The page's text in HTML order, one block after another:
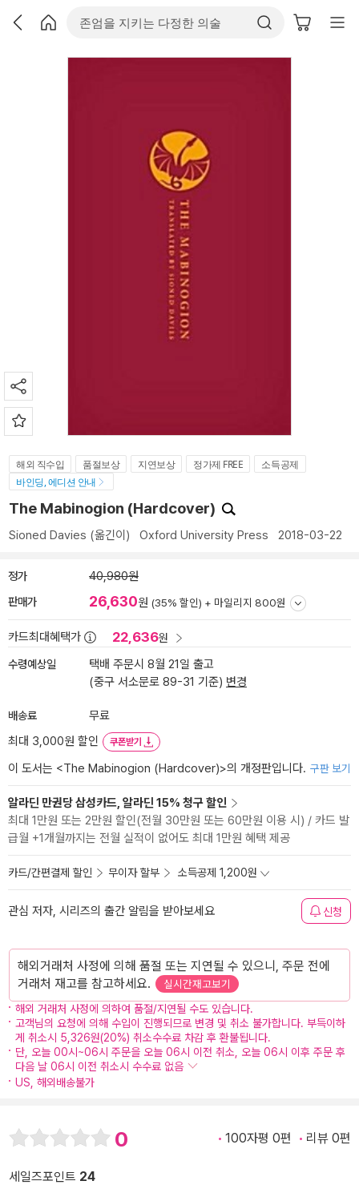
해외 직수입 품절보상 지연보상 정가제 FREE
소득공제
바인딩, 에디션 안내
The Mabinogion (Hardcover)
Sioned Davies (옮긴이) Oxford University Press 2018-03-22
정가 40,980원
판매가 26,630원 (35% 할인) + 마일리지 800원
카드최대혜택가 22,636원
수령예상일
택배 주문시 8월 21일 출고
(중구 서소문로 89-31 기준) 변경
배송료
무료
최대 3,000원 할인
쿠폰받기
이 도서는 <The Mabinogion (Hardcover)>의 개정판입니다. 구판 보기
알라딘 만권당 삼성카드, 알라딘 15% 청구 할인
최대 1만원 또는 2만원 할인(전월 30만원 또는 60만원 이용 시) / 카드 발
급월 +1개월까지는 전월 실적이 없어도 최대 1만원 혜택 제공
카드/간편결제 할인 무이자 할부 소득공제 1,200원
관심 저자, 시리즈의 출간 알림을 받아보세요 신청
해외거래처 사정에 의해 품절 또는 지연될 수 있으니, 주문 전에
거래처 재고를 참고하세요.
실시간재고보기
해외 거래처 사정에 의하여 품절/지연될 수도 있습니다.
고객님의 요청에 의해 수입이 진행되므로 변경 및 취소 불가합니다. 부득이하
게 취소시 5,326원(20%) 취소수수료 차감 후 환불됩니다.
단, 오늘 00시~06시 주문을 오늘 06시 이전 취소, 오늘 06시 이후 주문 후
다음 날 06시 이전 취소시 수수료 없음
US, 해외배송불가
0 100자평 0편 리뷰 0편
세일즈포인트 24